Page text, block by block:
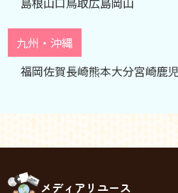
九州・沖縄
福岡佐賀長崎熊本大分宮崎鹿
メディアリユース